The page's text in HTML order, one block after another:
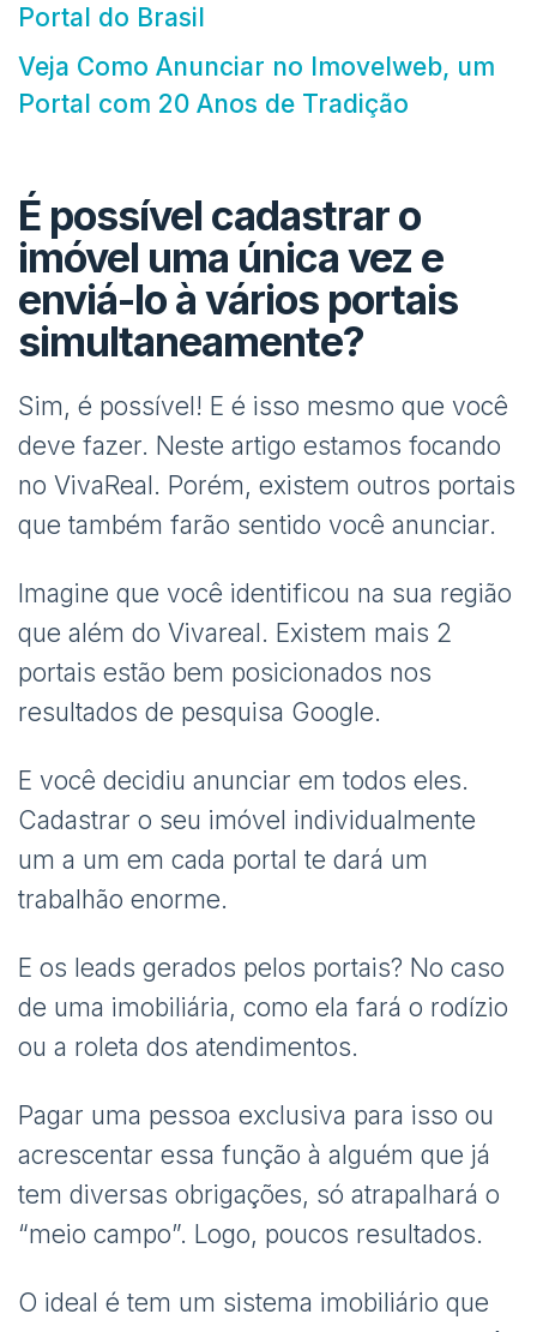
Portal do Brasil
Veja Como Anunciar no Imovelweb, um
Portal com 20 Anos de Tradição
É possível cadastrar o
imóvel uma única vez e
enviá-lo à vários portais
simultaneamente?
Sim, é possível! E é isso mesmo que você
deve fazer. Neste artigo estamos focando
no VivaReal. Porém, existem outros portais
que também farão sentido você anunciar.
Imagine que você identificou na sua região
que além do Vivareal. Existem mais 2
portais estão bem posicionados nos
resultados de pesquisa Google.
E você decidiu anunciar em todos eles.
Cadastrar o seu imóvel individualmente
um a um em cada portal te dará um
trabalhão enorme.
E os leads gerados pelos portais? No caso
de uma imobiliária, como ela fará o rodízio
ou a roleta dos atendimentos.
Pagar uma pessoa exclusiva para isso ou
acrescentar essa função à alguém que já
tem diversas obrigações, só atrapalhará o
“meio campo”. Logo, poucos resultados.
O ideal é tem um sistema imobiliário que